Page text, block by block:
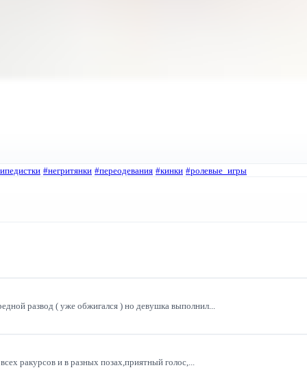
#негритянки #переодевания #кинки #ролевые_игры
развод ( уже обжигался ) но девушка выполнил...
ракурсов и в разных позах,приятный голос,...